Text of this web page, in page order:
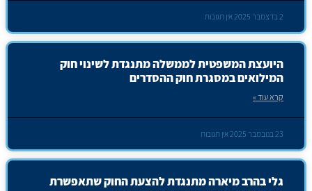
2 בדצמבר 2025 אין תגובות
היועצת המשפטית לממשלה מתנגדת לשינוי חוק
המילואים במסגרת חוק ההסדרים
קרא עוד »
23 בנובמבר 2025 אין תגובות
גלי בהרב מיארה מתנגדת להצעת החוק שתאפשרת